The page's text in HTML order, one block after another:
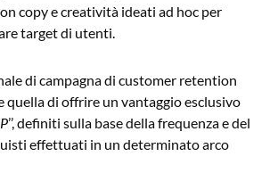
con copy e creatività ideati ad hoc per
target di utenti.
di campagna di customer retention
quella di offrire un vantaggio esclusivo
’’, definiti sulla base della frequenza e del
effettuati in un determinato arco